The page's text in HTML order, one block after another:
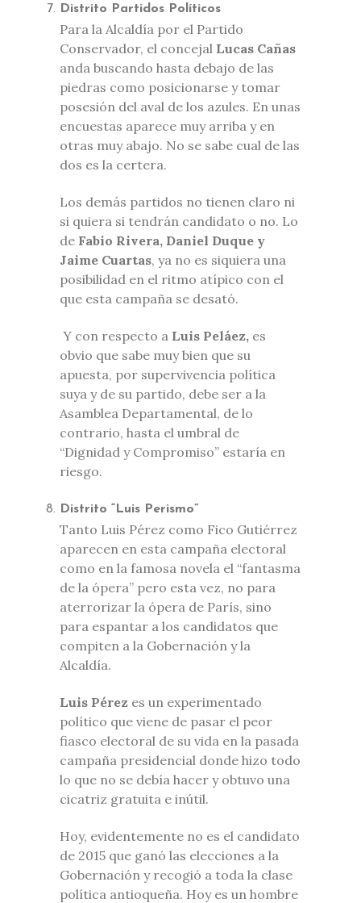
Distrito Partidos Políticos
Para la Alcaldía por el Partido
Conservador, el concejal Lucas Cañas
anda buscando hasta debajo de las
piedras como posicionarse y tomar
posesión del aval de los azules. En unas
encuestas aparece muy arriba y en
otras muy abajo. No se sabe cual de las
dos es la certera.
Los demás partidos no tienen claro ni
si quiera si tendrán candidato o no. Lo
de Fabio Rivera, Daniel Duque y
Jaime Cuartas, ya no es siquiera una
posibilidad en el ritmo atípico con el
que esta campaña se desató.
Y con respecto a Luis Peláez, es
obvio que sabe muy bien que su
apuesta, por supervivencia política
suya y de su partido, debe ser a la
Asamblea Departamental, de lo
contrario, hasta el umbral de
“Dignidad y Compromiso” estaría en
riesgo.
Distrito “Luis Perismo”
Tanto Luis Pérez como Fico Gutiérrez
aparecen en esta campaña electoral
como en la famosa novela el “fantasma
de la ópera” pero esta vez, no para
aterrorizar la ópera de París, sino
para espantar a los candidatos que
compiten a la Gobernación y la
Alcaldía.
Luis Pérez es un experimentado
político que viene de pasar el peor
fiasco electoral de su vida en la pasada
campaña presidencial donde hizo todo
lo que no se debía hacer y obtuvo una
cicatriz gratuita e inútil.
Hoy, evidentemente no es el candidato
de 2015 que ganó las elecciones a la
Gobernación y recogió a toda la clase
política antioqueña. Hoy es un hombre